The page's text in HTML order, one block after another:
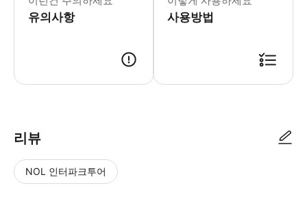
유의사항 사용방법
리뷰
NOL 인터파크투어